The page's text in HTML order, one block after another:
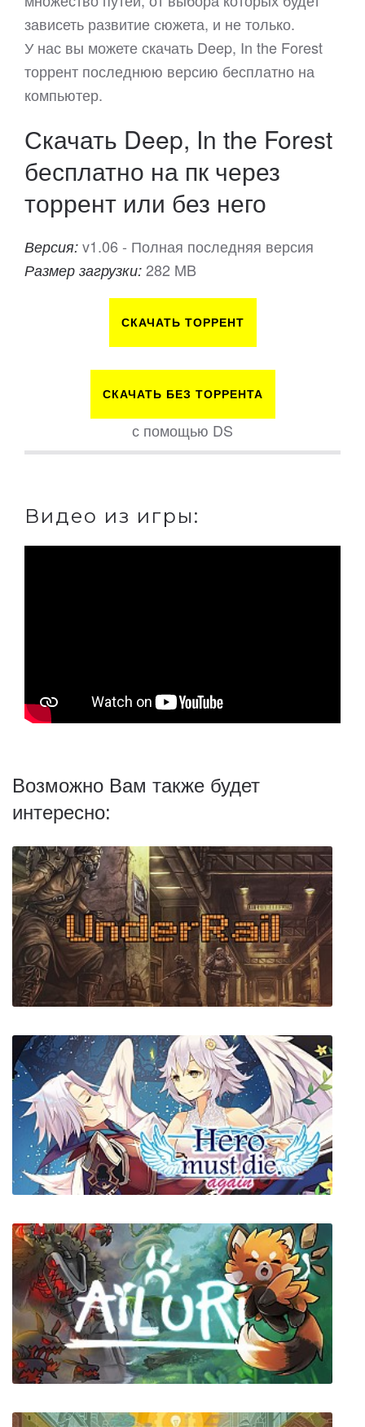
зависеть развитие сюжета, и не только.
У нас вы можете скачать Deep, In the Forest
торрент последнюю версию бесплатно на
компьютер.
Скачать Deep, In the Forest
бесплатно на пк через
торрент или без него
Версия: v1.06 - Полная последняя версия
Размер загрузки: 282 MB
СКАЧАТЬ ТОРРЕНТ
СКАЧАТЬ БЕЗ ТОРРЕНТА
с помощью DS
Видео из игры:
Возможно Вам также будет
интересно:
Underrail
Hero must die. again